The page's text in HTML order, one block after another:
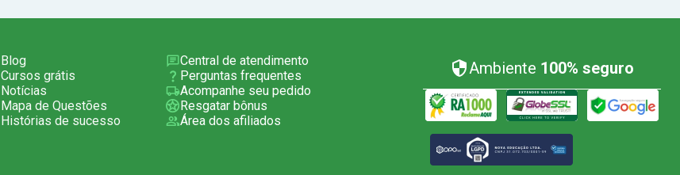
Blog
Cursos grátis
Notícias
Mapa de Questões
Histórias de sucesso
Central de atendimento
Perguntas frequentes
Acompanhe seu pedido
Resgatar bônus
Área dos afiliados
Ambiente 100% seguro